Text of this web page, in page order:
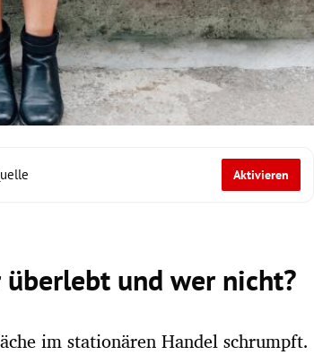
Aktivieren
und wer nicht?
im stationären Handel schrumpft.